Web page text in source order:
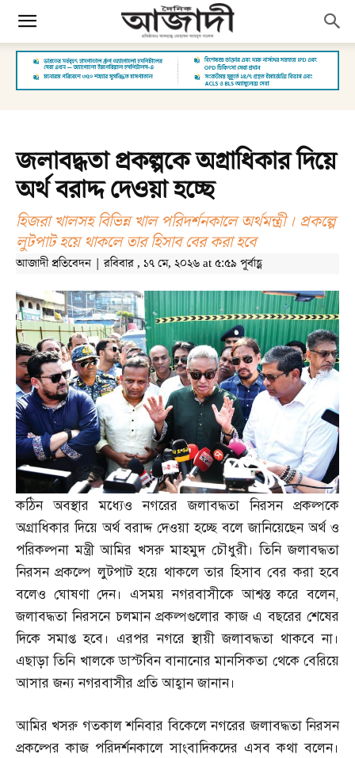
জলাবদ্ধতা প্রকল্পকে অগ্রাধিকার দিয়ে
অর্থ বরাদ্দ দেওয়া হচ্ছে
হিজরা খালসহ বিভিন্ন খাল পরিদর্শনকালে অর্থমন্ত্রী । প্রকল্পে
লুটপাট হয়ে থাকলে তার হিসাব বের করা হবে
আজাদী প্রতিবেদন | রবিবার , ১৭ মে, ২০২৬ at ৫:৫৯ পূর্বাহ্ণ
কঠিন অবস্থার মধ্যেও নগরের জলাবদ্ধতা নিরসন প্রকল্পকে
অগ্রাধিকার দিয়ে অর্থ বরাদ্দ দেওয়া হচ্ছে বলে জানিয়েছেন অর্থ ও
পরিকল্পনা মন্ত্রী আমির খসরু মাহমুদ চৌধুরী। তিনি জলাবদ্ধতা
নিরসন প্রকল্পে লুটপাট হয়ে থাকলে তার হিসাব বের করা হবে
বলেও ঘোষণা দেন। এসময় নগরবাসীকে আশ্বস্ত করে বলেন,
জলাবদ্ধতা নিরসনে চলমান প্রকল্পগুলোর কাজ এ বছরের শেষের
দিকে সমাপ্ত হবে। এরপর নগরে স্থায়ী জলাবদ্ধতা থাকবে না।
এছাড়া তিনি খালকে ডাস্টবিন বানানোর মানসিকতা থেকে বেরিয়ে
আসার জন্য নগরবাসীর প্রতি আহ্বান জানান।
আমির খসরু গতকাল শনিবার বিকেলে নগরের জলাবদ্ধতা নিরসন
প্রকল্পের কাজ পরিদর্শনকালে সাংবাদিকদের এসব কথা বলেন।